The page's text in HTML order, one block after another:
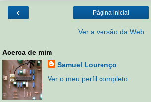
‹ Página inicial
Ver a versão da Web
Acerca de mim
Samuel Lourenço
Ver o meu perfil completo